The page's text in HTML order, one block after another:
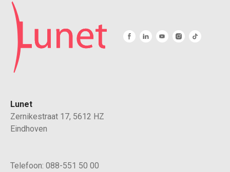
Lunet
Zernikestraat 17, 5612 HZ
Eindhoven
Telefoon: 088-551 50 00